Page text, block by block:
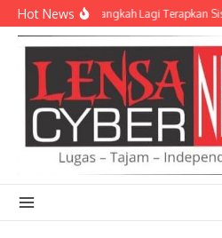
Lewati ke konten
Hot NewsNTB Selangkah Lagi Terapkan